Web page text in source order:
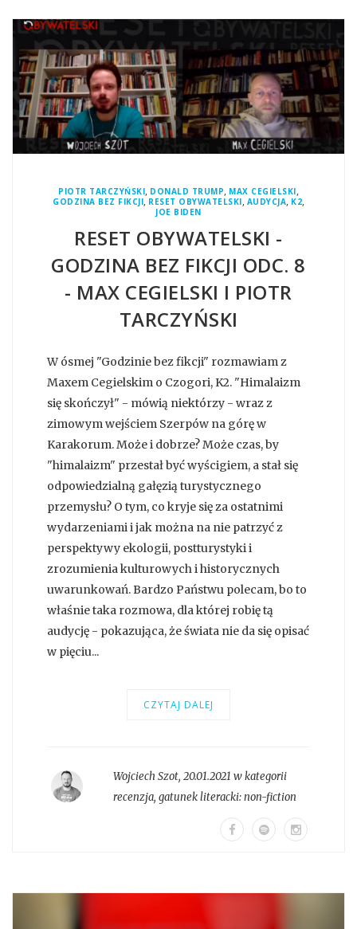
PIOTR TARCZYŃSKI, DONALD TRUMP, MAX CEGIELSKI,
GODZINA BEZ FIKCJI, RESET OBYWATELSKI, AUDYCJA, K2,
JOE BIDEN
RESET OBYWATELSKI -
GODZINA BEZ FIKCJI ODC. 8
- MAX CEGIELSKI I PIOTR
TARCZYŃSKI
W ósmej "Godzinie bez fikcji" rozmawiam z
Maxem Cegielskim o Czogori, K2. "Himalaizm
się skończył" - mówią niektórzy - wraz z
zimowym wejściem Szerpów na górę w
Karakorum. Może i dobrze? Może czas, by
"himalaizm" przestał być wyścigiem, a stał się
odpowiedzialną gałęzią turystycznego
przemysłu? O tym, co kryje się za ostatnimi
wydarzeniami i jak można na nie patrzyć z
perspektywy ekologii, postturystyki i
zrozumienia kulturowych i historycznych
uwarunkowań. Bardzo Państwu polecam, bo to
właśnie taka rozmowa, dla której robię tą
audycję - pokazująca, że świata nie da się opisać
w pięciu...
CZYTAJ DALEJ
Wojciech Szot, 20.01.2021 w kategorii
recenzja, gatunek literacki:non-fiction